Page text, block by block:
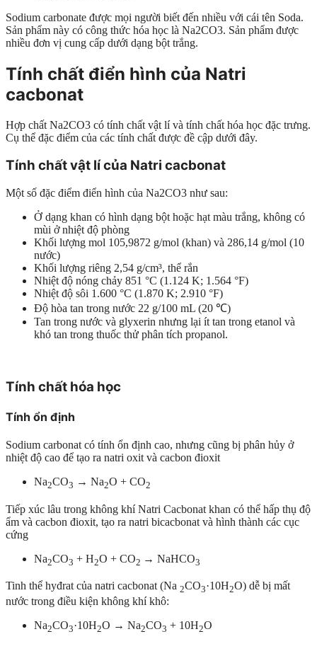
Sodium carbonate được mọi người biết đến nhiều với cái tên Soda.
Sản phẩm này có công thức hóa học là Na2CO3. Sản phẩm được
nhiều đơn vị cung cấp dưới dạng bột trắng.
Tính chất điển hình của Natri
cacbonat
Hợp chất Na2CO3 có tính chất vật lí và tính chất hóa học đặc trưng.
Cụ thể đặc điểm của các tính chất được đề cập dưới đây.
Tính chất vật lí của Natri cacbonat
Một số đặc điểm điển hình của Na2CO3 như sau:
Ở dạng khan có hình dạng bột hoặc hạt màu trắng, không có
mùi ở nhiệt độ phòng
Khối lượng mol 105,9872 g/mol (khan) và 286,14 g/mol (10
nước)
Khối lượng riêng 2,54 g/cm³, thể rắn
Nhiệt độ nóng chảy 851 °C (1.124 K; 1.564 °F)
Nhiệt độ sôi 1.600 °C (1.870 K; 2.910 °F)
Độ hòa tan trong nước 22 g/100 mL (20 ℃)
Tan trong nước và glyxerin nhưng lại ít tan trong etanol và
khó tan trong thuốc thử phân tích propanol.
Tính chất hóa học
Tính ổn định
Sodium carbonat có tính ổn định cao, nhưng cũng bị phân hủy ở
nhiệt độ cao để tạo ra natri oxit và cacbon đioxit
Na2CO3 → Na2O + CO2
Tiếp xúc lâu trong không khí Natri Cacbonat khan có thể hấp thụ độ
ẩm và cacbon đioxit, tạo ra natri bicacbonat và hình thành các cục
cứng
Na2CO3 + H2O + CO2 → NaHCO3
Tinh thể hyđrat của natri cacbonat (Na 2CO3·10H2O) dễ bị mất
nước trong điều kiện không khí khô:
Na2CO3·10H2O → Na2CO3 + 10H2O